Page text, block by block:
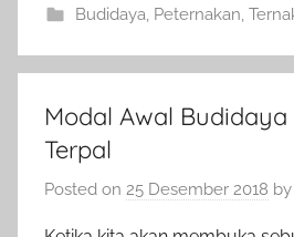
Budidaya, Peternakan,
Modal Awal
Terpal
Posted on 25 Desember 2018 by